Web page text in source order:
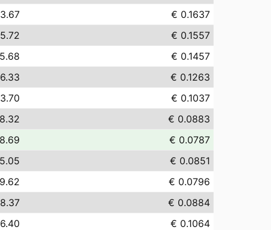
€ 0.1637
€ 0.1557
€ 0.1457
€ 0.1263
€ 0.1037
€ 0.0883
€ 0.0787
€ 0.0851
€ 0.0796
€ 0.0884
€ 0.1064